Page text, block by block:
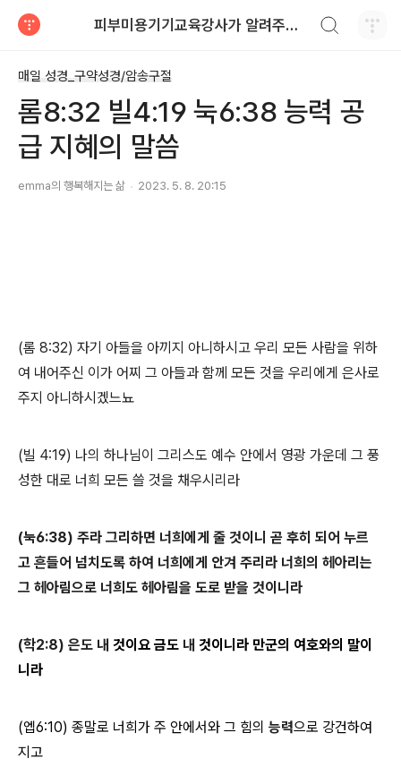
피부미용기기교육강사가 알려주는 알짜배기정보
매일 성경_구약성경/암송구절
롬8:32 빌4:19 눅6:38 능력 공
급 지혜의 말씀
emma의 행복해지는 삶 2023. 5. 8. 20:15
(롬 8:32) 자기 아들을 아끼지 아니하시고 우리 모든 사람을 위하
여 내어주신 이가 어찌 그 아들과 함께 모든 것을 우리에게 은사로
주지 아니하시겠느뇨
(빌 4:19) 나의 하나님이 그리스도 예수 안에서 영광 가운데 그 풍
성한 대로 너희 모든 쓸 것을 채우시리라
(눅6:38) 주라 그리하면 너희에게 줄 것이니 곧 후히 되어 누르
고 흔들어 넘치 도록 하여 너희에게 안겨 주리라 너희의 헤아리는
그 헤아림으로 너희도 헤아림을 도로 받을 것이니라
(학2:8) 은도 내 것이요 금도 내 것이니라 만군의 여호와의 말이
니라
(엡6:10) 종말로 너희가 주 안에서와 그 힘의 능력으로 강건하여
지고